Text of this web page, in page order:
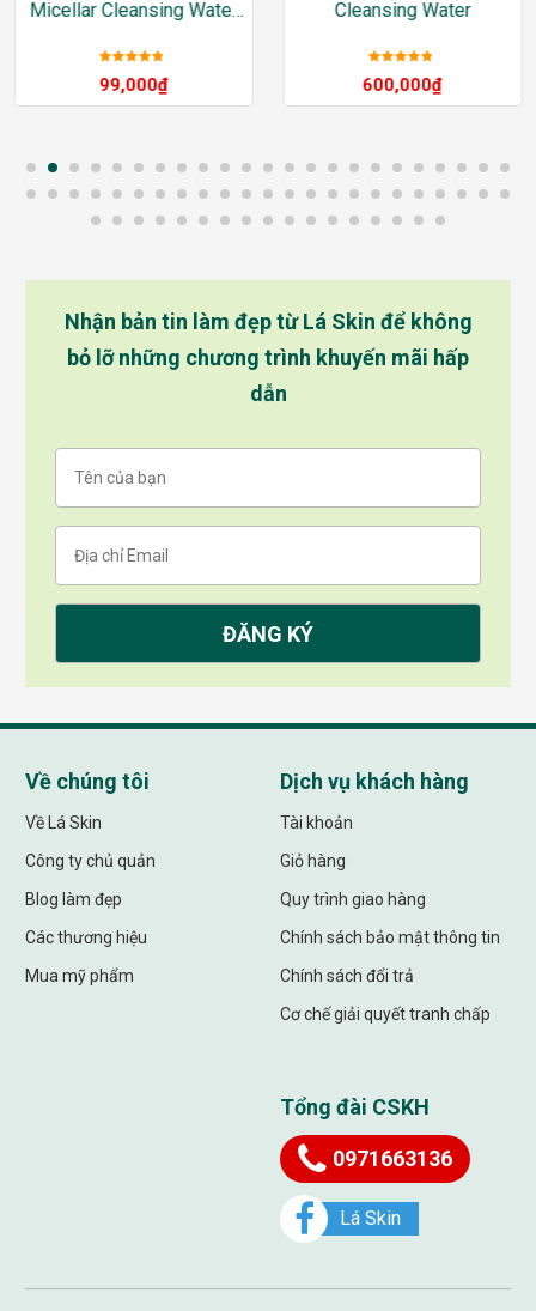
Micellar Cleansing Water
Skin
hạng 5sao
99,000₫
Cleansing Water
hạng5sao
600,000₫
Nhận bản tin làm đẹp từ Lá Skin để không
bỏ lỡ những chương trình khuyến mãi hấp
dẫn
Về chúng tôi
Về Lá Skin
Công ty chủ quản
Blog làm đẹp
Các thương hiệu
Mua mỹ phẩm
Dịch vụ khách hàng
Tài khoản
Giỏ hàng
Quy trình giao hàng
Chính sách bảo mật thông tin
Chính sách đổi trả
Cơ chế giải quyết tranh chấp
Tổng đài CSKH
0971663136
Lá Skin